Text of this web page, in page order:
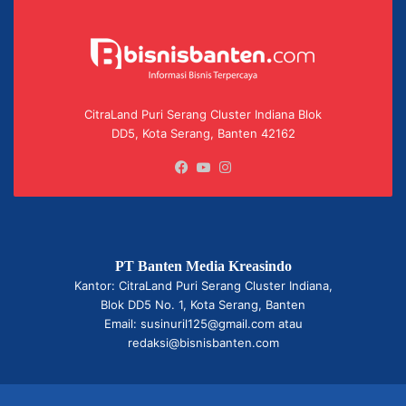
CitraLand Puri Serang Cluster Indiana Blok
DD5, Kota Serang, Banten 42162
Facebook
YouTube
PT Banten Media Kreasindo
Kantor: CitraLand Puri Serang Cluster Indiana,
Blok DD5 No. 1, Kota Serang, Banten
Email: susinuril125@gmail.com atau
redaksi@bisnisbanten.com